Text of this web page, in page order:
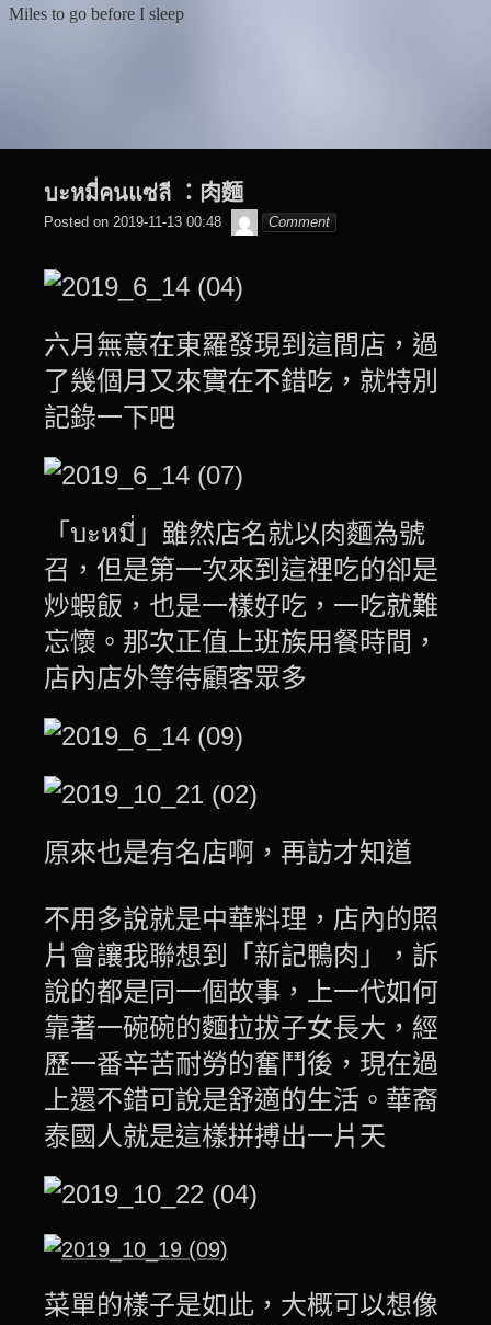
Miles to go before I sleep
บะหมี่คนแซ่ลี ：肉麵
Posted on 2019-11-13 00:48
๙
翔
Comment
六月無意在東羅發現到這間店，過
了幾個月又來實在不錯吃，就特別
記錄一下吧
「บะหมี่」雖然店名就以肉麵為號
召 ，但是第一次來到這裡吃的卻是
炒蝦飯，也是一樣好吃，一吃就難
忘懷。那次正值上班族用餐時間，
店內店外等待顧客眾多
原來也是有名店啊，再訪才知道
不用多說就是中華料理，店內的照
片會讓我聯想到「新記鴨肉」，訴
說的都是同一個故事，上一代如何
靠著一碗碗的麵拉拔子女長大，經
歷一番辛苦耐勞的奮鬥後，現在過
上還不錯可說是舒適的生活。華裔
泰國人就是這樣拼搏出一片天
菜單的樣子是如此，大概可以想像